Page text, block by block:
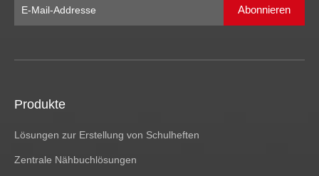
Abonnieren
Produkte
Lösungen zur Erstellung von Schulheften
Zentrale Nähbuchlösungen